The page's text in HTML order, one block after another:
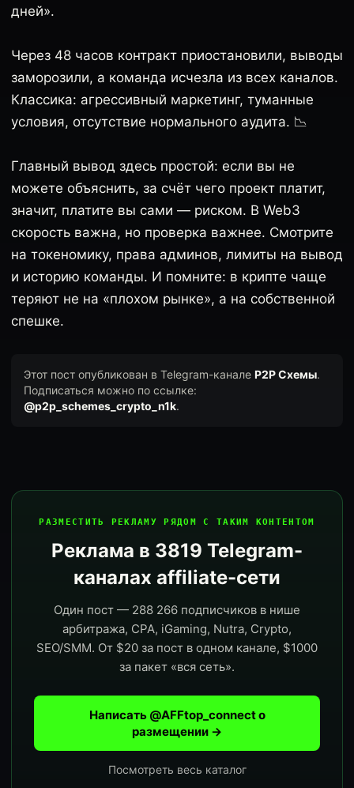
дней».
Через 48 часов контракт приостановили, выводы
заморозили, а команда исчезла из всех каналов.
Классика: агрессивный маркетинг, туманные
условия, отсутствие нормального аудита. 📉
Главный вывод здесь простой: если вы не
можете объяснить, за счёт чего проект платит,
значит, платите вы сами — риском. В Web3
скорость важна, но проверка важнее. Смотрите
на токеномику, права админов, лимиты на вывод
и историю команды. И помните: в крипте чаще
теряют не на «плохом рынке», а на собственной
спешке.
Этот пост опубликован в Telegram-канале P2P Схемы.
Подписаться можно по ссылке:
@p2p_schemes_crypto_n1k.
РАЗМЕСТИТЬ РЕКЛАМУ РЯДОМ С ТАКИМ КОНТЕНТОМ
Реклама в 3819 Telegram-
каналах affiliate-сети
Один пост — 288 266 подписчиков в нише
арбитража, CPA, iGaming, Nutra, Crypto,
SEO/SMM. От $20 за пост в одном канале, $1000
за пакет «вся сеть».
Написать @AFFtop_connect о
размещении →
Посмотреть весь каталог